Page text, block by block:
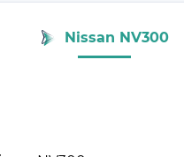
Nissan NV300